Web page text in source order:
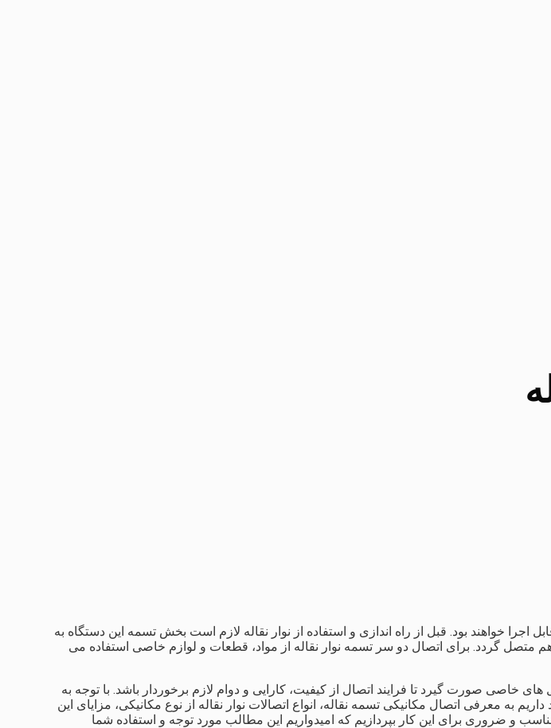
خواهند بود. قبل از راه اندازی و استفاده از نوار نقاله لازم است بخش تسمه این دستگاه به
گردد. برای اتصال دو سر تسمه نوار نقاله از مواد، قطعات و لوازم خاصی استفاده می
خاصی صورت گیرد تا فرایند اتصال از کیفیت، کارایی و دوام لازم برخوردار باشد. با توجه به
به معرفی اتصال مکانیکی تسمه نقاله، انواع اتصالات نوار نقاله از نوع مکانیکی، مزایای این
مناسب و ضروری برای این کار بپردازیم که امیدواریم این مطالب مورد توجه و استفاده شما